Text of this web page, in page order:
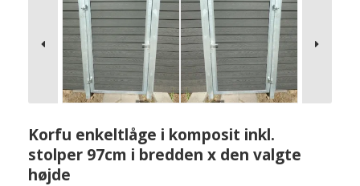
Korfu enkeltlåge i komposit inkl.
stolper 97cm i bredden x den valgte
højde